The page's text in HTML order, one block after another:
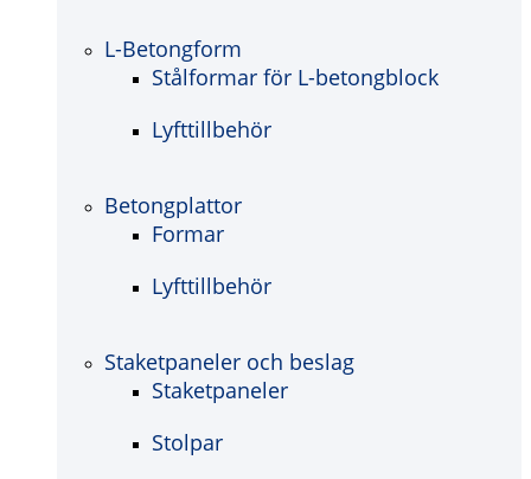
L-Betongform
Stålformar för L-betongblock
Lyfttillbehör
Betongplattor
Formar
Lyfttillbehör
Staketpaneler och beslag
Staketpaneler
Stolpar